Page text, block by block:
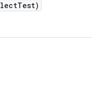
Test)